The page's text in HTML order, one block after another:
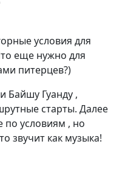
условия для
еще нужно для
питерцев?)
Байшу Гуанду ,
старты. Далее
по условиям , но
звучит как музыка!